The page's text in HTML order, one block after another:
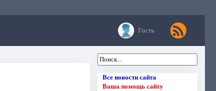
Гость
Все новости сайта
Ваша помощь сайту